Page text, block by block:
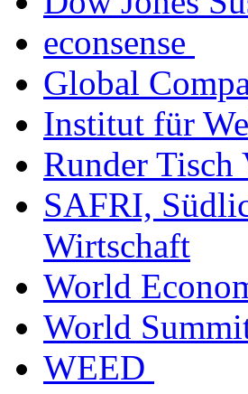
econsense
Global
Institut für
Runder Tisch
SAFRI,
Wirtschaft
World
World
WEED